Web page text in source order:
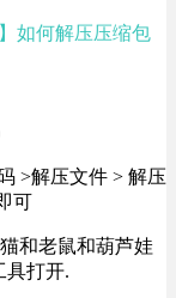
如何解压压缩包
>解压文件 > 解压
可
和老鼠和葫芦娃
具打开.